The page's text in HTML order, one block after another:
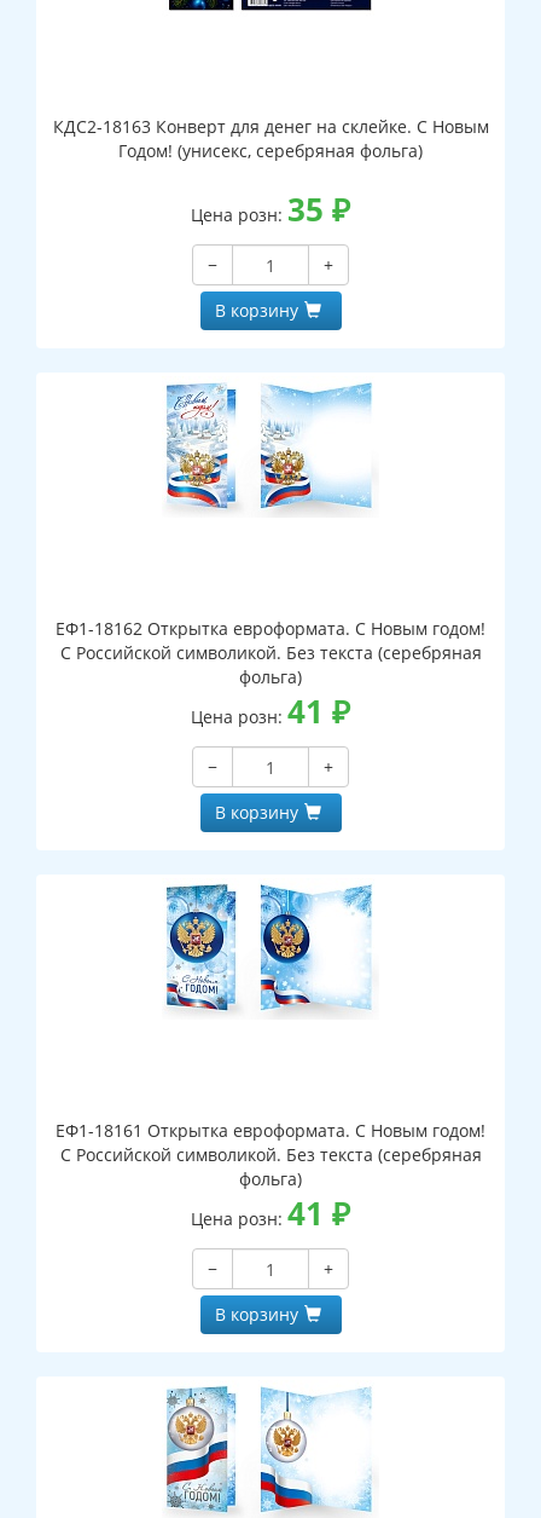
КДС2-18163 Конверт для денег на склейке. С Новым
Годом! (унисекс, серебряная фольга)
Цена розн: 35 ₽
−
+
В корзину
ЕФ1-18162 Открытка евроформата. С Новым годом!
С Российской символикой. Без текста (серебряная
фольга)
Цена розн: 41 ₽
−
+
В корзину
ЕФ1-18161 Открытка евроформата. С Новым годом!
С Российской символикой. Без текста (серебряная
фольга)
Цена розн: 41 ₽
−
+
В корзину